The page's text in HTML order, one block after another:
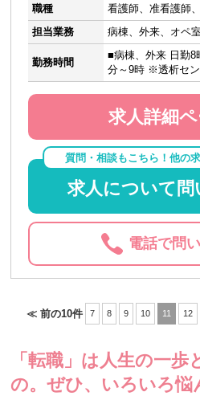
職種
看護師、准看護師
担当業務
病棟、外来、オペ
勤務時間
■病棟、外来 日勤8
分～9時 ※透析セ
求人詳細
質問・相談もこちら！他の
求人について問
電話で問
≪ 前の10件 7 8 9 10 11 12
「転職」は人生の一
の。ぜひ、いろいろ悩